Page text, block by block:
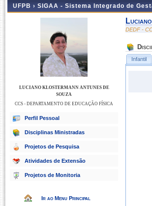
UFPB › SIGAA - Sistema Integrado de
LUCIANO KLOSTERMANN ANTUNES DE
SOUZA
CCS - DEPARTAMENTO DE EDUCAÇÃO FÍSICA
Perfil Pessoal
Disciplinas Ministradas
Projetos de Pesquisa
Atividades de Extensão
Projetos de Monitoria
Ir ao Menu Principal
DEDF -
Infantil